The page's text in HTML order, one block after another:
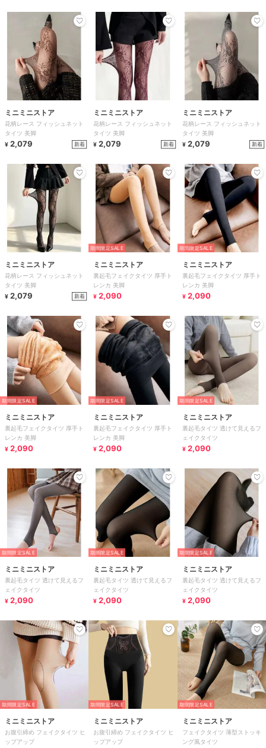
ミニミニストア
花柄レース フィッシュネット
タイツ 美脚
¥ 2,079 新着
ミニミニストア
花柄レース フィッシュネット
タイツ 美脚
¥ 2,079 新着
ミニミニストア
花柄レース フィッシュネット
タイツ 美脚
¥ 2,079 新着
ミニミニストア
花柄レース フィッシュネット
タイツ 美脚
¥ 2,079 新着
期間限定SALE
ミニミニストア
裏起毛フェイクタイツ 厚手ト
レンカ 美脚
¥ 2,090
期間限定SALE
ミニミニストア
裏起毛フェイクタイツ 厚手ト
レンカ 美脚
¥ 2,090
期間限定SALE
ミニミニストア
裏起毛フェイクタイツ 厚手ト
レンカ 美脚
¥ 2,090
期間限定SALE
ミニミニストア
裏起毛フェイクタイツ 厚手ト
レンカ 美脚
¥ 2,090
期間限定SALE
ミニミニストア
裏起毛タイツ 透けて見えるフ
ェイクタイツ
¥ 2,090
期間限定SALE
ミニミニストア
裏起毛タイツ 透けて見えるフ
ェイクタイツ
¥ 2,090
期間限定SALE
ミニミニストア
裏起毛タイツ 透けて見えるフ
ェイクタイツ
¥ 2,090
期間限定SALE
ミニミニストア
裏起毛タイツ 透けて見えるフ
ェイクタイツ
¥ 2,090
期間限定SALE
ミニミニストア
お腹引締め フェイクタイツ ヒ
ップアップ
期間限定SALE
ミニミニストア
お腹引締め フェイクタイツ ヒ
ップアップ
期間限定SALE
ミニミニストア
フェイクタイツ 薄型ストッキ
ング風タイツ